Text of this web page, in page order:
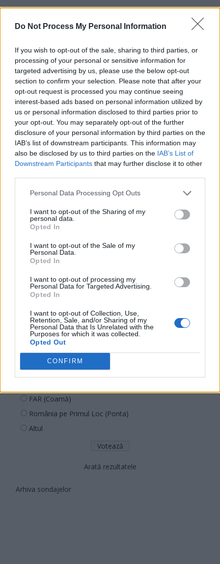
Do Not Process My Personal Information
If you wish to opt-out of the sale, sharing to third parties, or
processing of your personal or sensitive information for
targeted advertising by us, please use the below opt-out
section to confirm your selection. Please note that after your
opt-out request is processed you may continue seeing
interest-based ads based on personal information utilized by
us or personal information disclosed to third parties prior to
your opt-out. You may separately opt-out of the further
disclosure of your personal information by third parties on the
IAB’s list of downstream participants. This information may
also be disclosed by us to third parties on the IAB’s List of
Downstream Participants that may further disclose it to other
Personal Data Processing Opt Outs
I want to opt-out of the Sharing of my
personal data.
Opted In
I want to opt-out of the Sale of my
Personal Data.
Opted In
I want to opt-out of processing my
Personal Data for Targeted Advertising.
Opted In
I want to opt-out of Collection, Use,
Retention, Sale, and/or Sharing of my
Personal Data that Is Unrelated with the
Purposes for which it was collected.
Opted Out
CONFIRM
Sondaj
Ce partid ați vota dacă alegerile parlamentare ar avea
loc duminica viitoare?
USR
PNL
PSD
AUR
UDMR
PMP (Tomac)
Forța Dreptei (L. Orban)
PNȚMM
SENS
SOS (Șoșoacă)
POT (Gavrilă)
PACE (Peia)
Acțiunea Conservatoare (Târziu)
PDF (Lazarus)
PUSL (D. Voiculescu)
PNȚCD (Pavelescu)
PNCR (Terheș)
FAR (Coarnă)
România pe Primul Loc (Ponta)
Altul
Arată rezultatele
Arhiva sondajelor